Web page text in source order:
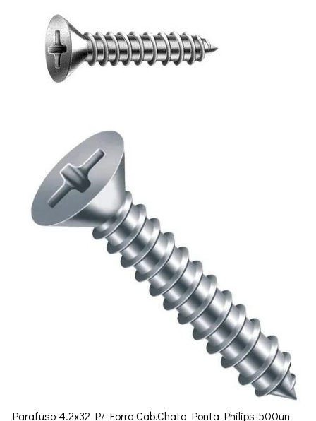
Parafuso 4.2x32 P/ Forro Cab.Chata Ponta Philips-500un